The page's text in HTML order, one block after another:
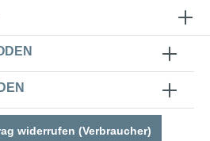
widerrufen (Verbraucher)